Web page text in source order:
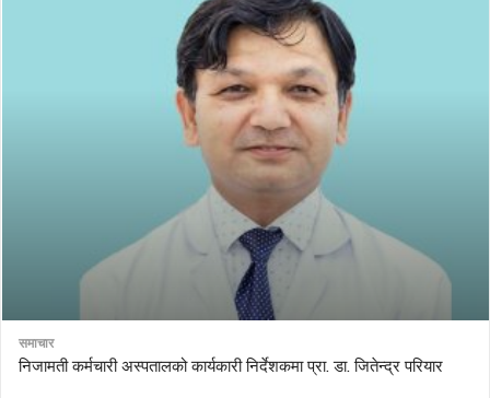
समाचार
निजामती कर्मचारी अस्पतालको कार्यकारी निर्देशकमा प्रा. डा. जितेन्द्र परियार